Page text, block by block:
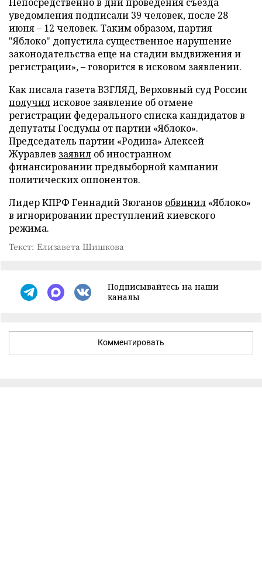
уведомления подписали 39 человек, после 28
июня – 12 человек. Таким образом, партия
"Яблоко" допустила существенное нарушение
законодательства еще на стадии выдвижения и
регистрации», – говорится в исковом заявлении.
Как писала газета ВЗГЛЯД, Верховный суд России
получилисковое заявление об отмене
регистрации федерального списка кандидатов в
депутаты Госдумы от партии «Яблоко».
Председатель партии «Родина» Алексей
Журавлев заявил об иностранном
финансировании предвыборной кампании
политических оппонентов.
Лидер КПРФ Геннадий Зюганов обвинил «Яблоко»
в игнорировании преступлений киевского
режима.
Текст: Елизавета Шишкова
Подписывайтесь на наши
каналы
Комментировать